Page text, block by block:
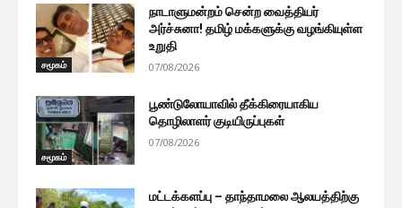
சமூகம்
நாடாளுமன்றம் சென்ற வைத்தியர்
அர்ச்சுனா! தமிழ் மக்களுக்கு வழங்கியுள்ள
உறுதி
07/08/2026
சமூகம்
பூண்டுலோயாவில் தீக்கிரையாகிய
தொழிலாளர் குடியிருப்புகள்
07/08/2026
மட்டக்களப்பு – தாந்தாமலை ஆலயத்திற்கு